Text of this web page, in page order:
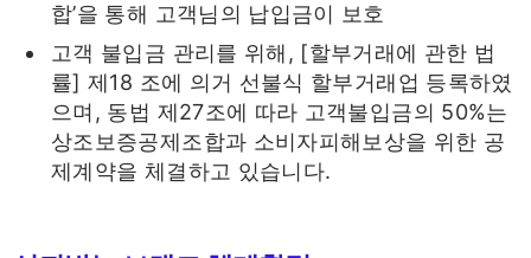
합’을 통해 고객님의 납입금이 보호
고객 불입금 관리를 위해, [할부거래에 관한 법
률] 제18 조에 의거 선불식 할부거래업 등록하였
으며, 동법 제27조에 따라 고객불입금의 50%는
상조보증공제조합과 소비자피해보상을 위한 공
제계약을 체결하고 있습니다.